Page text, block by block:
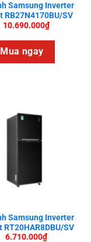
Samsung Inverter
RB27N4170BU/SV
10.690.000₫
Mua ngay
Samsung Inverter
RT20HAR8DBU/SV
6.710.000₫